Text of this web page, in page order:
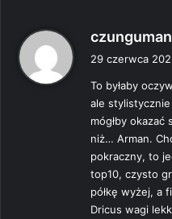
29 czerwca
To byłaby
ale stylistycznie
mógłby
niż… Arman.
pokraczny, to
top10, czysto
półkę wyżej, a
Dricus wagi